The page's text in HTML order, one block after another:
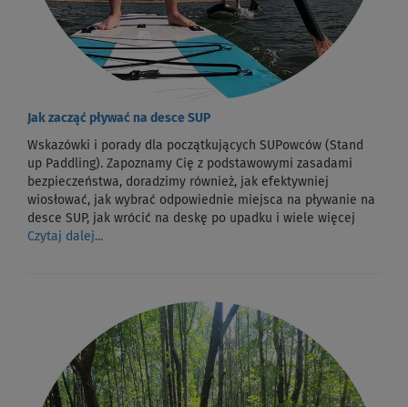
Jak zacząć pływać na desce SUP
Wskazówki i porady dla początkujących SUPowców (Stand
up Paddling). Zapoznamy Cię z podstawowymi zasadami
bezpieczeństwa, doradzimy również, jak efektywniej
wiosłować, jak wybrać odpowiednie miejsca na pływanie na
desce SUP, jak wrócić na deskę po upadku i wiele więcej
Czytaj dalej...